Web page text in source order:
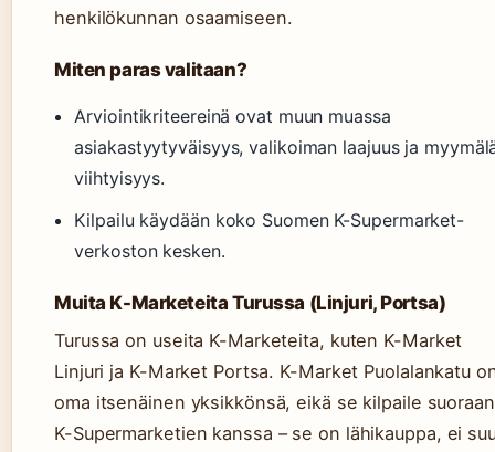
henkilökunnan osaamiseen.
Miten paras valitaan?
Arviointikriteereinä ovat muun muassa
asiakastyytyväisyys, valikoiman laajuus ja
viihtyisyys.
Kilpailu käydään koko Suomen K-Supermarket-
verkoston kesken.
Muita K-Marketeita Turussa (Linjuri, Portsa)
Turussa on useita K-Marketeita, kuten K-Market
Linjuri ja K-Market Portsa. K-Market Puolalankatu
oma itsenäinen yksikkönsä, eikä se kilpaile suoraan
K-Supermarketien kanssa – se on lähikauppa, ei